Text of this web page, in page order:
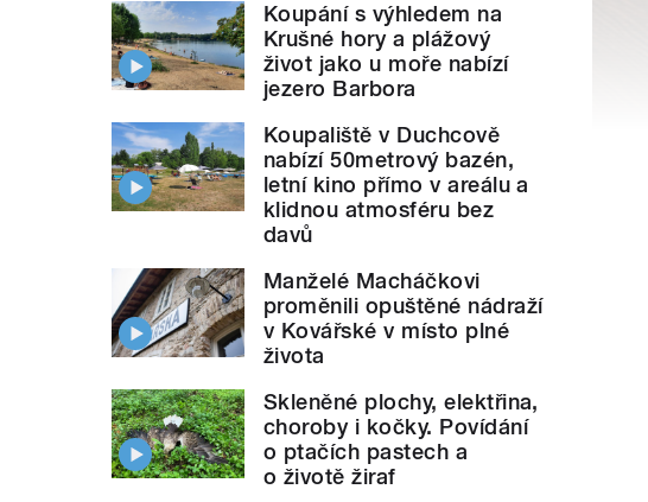
Koupání s výhledem na
Krušné hory a plážový
život jako u moře nabízí
jezero Barbora
Koupaliště v Duchcově
nabízí 50metrový bazén,
letní kino přímo v areálu a
klidnou atmosféru bez
davů
Manželé Macháčkovi
proměnili opuštěné nádraží
v Kovářské v místo plné
života
Skleněné plochy, elektřina,
choroby i kočky. Povídání
o ptačích pastech a
o životě žiraf